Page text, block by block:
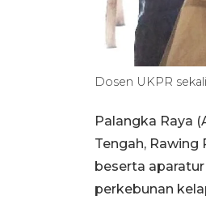
Dosen UKPR
Palangka Raya
Tengah,
beserta
perkebunan